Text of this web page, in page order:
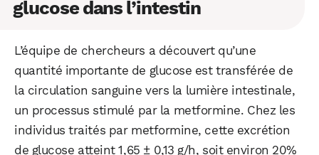
glucose dans l’intestin
L’équipe de chercheurs a découvert qu’une
quantité importante de glucose est transférée de
la circulation sanguine vers la lumière intestinale,
un processus stimulé par la metformine. Chez les
individus traités par metformine, cette excrétion
de glucose atteint 1,65 ± 0,13 g/h, soit environ 20%